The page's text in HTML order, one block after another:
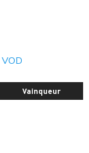
VOD
Vainqueur